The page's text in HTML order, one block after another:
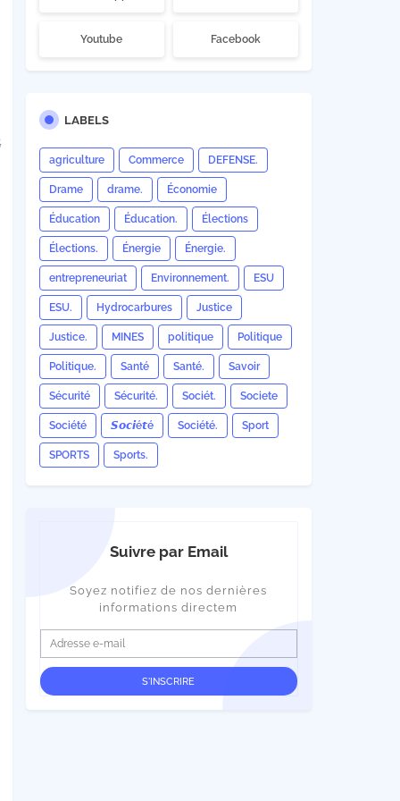
Youtube Facebook
LABELS
agriculture Commerce DEFENSE.
Drame drame. Économie
Éducation Éducation. Élections
Élections. Énergie Énergie.
entrepreneuriat Environnement. ESU
ESU. Hydrocarbures Justice
Justice. MINES politique Politique
Politique. Santé Santé. Savoir
Sécurité Sécurité. Sociét. Societe
Société 𝙎𝙤𝙘𝙞é𝙩é Société. Sport
SPORTS Sports.
Suivre par Email
Soyez notifiez de nos dernières
informations directem